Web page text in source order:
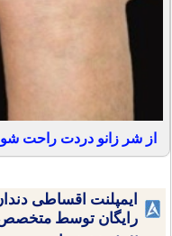
از شر زانو دردت راحت
ایمپلنت اقساطی
رایگان توسط